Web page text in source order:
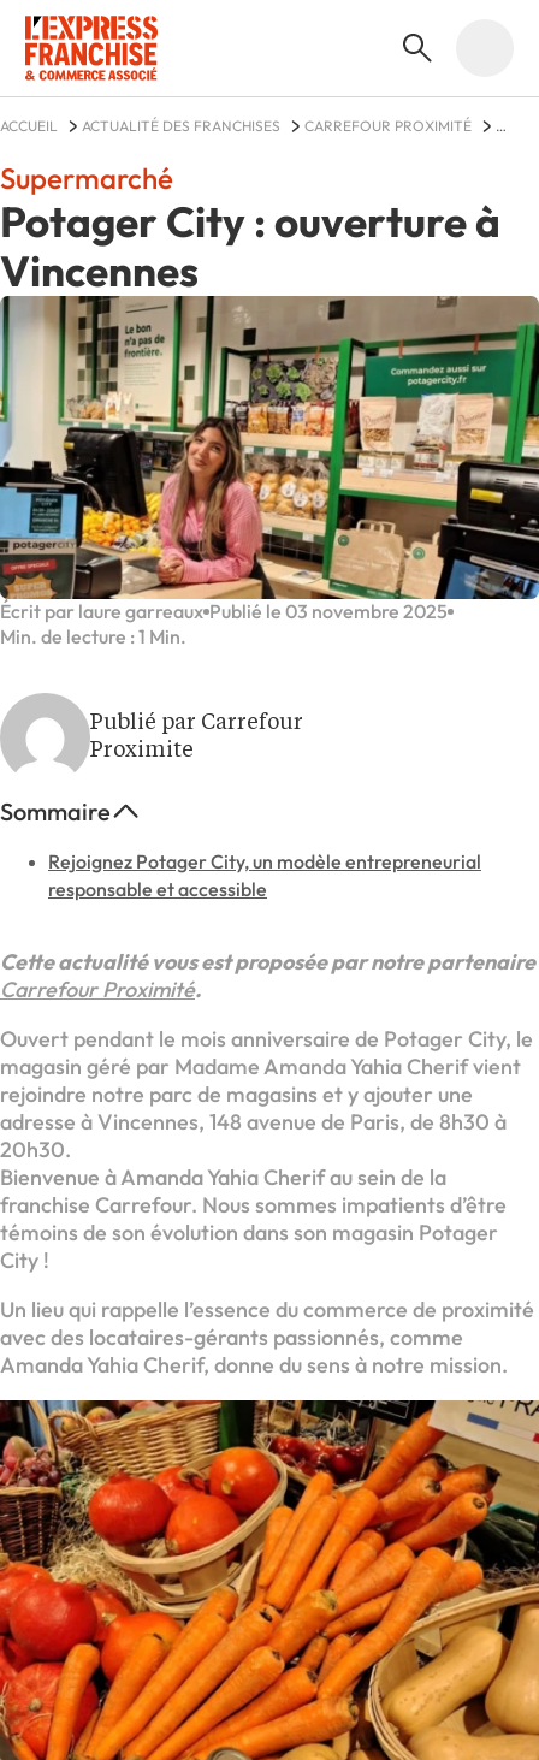
ACCUEIL ACTUALITÉ DES FRANCHISES
CARREFOUR PROXIMITÉ
Potager City : ouverture à
Vincennes
Supermarché
Écrit par laure garreaux Publié le 03 novembre 2025
Min. de lecture : 1 Min.
Publié par Carrefour
Proximite
Sommaire
Rejoignez Potager City, un modèle entrepreneurial
responsable et accessible
Cette actualité vous est proposée par notre partenaire
Carrefour Proximité.
Ouvert pendant le mois anniversaire de Potager City, le
magasin géré par Madame Amanda Yahia Cherif vient
rejoindre notre parc de magasins et y ajouter une
adresse à Vincennes, 148 avenue de Paris, de 8h30 à
20h30.
Bienvenue à Amanda Yahia Cherif au sein de la
franchise Carrefour. Nous sommes impatients d’être
témoins de son évolution dans son magasin Potager
City !
Un lieu qui rappelle l’essence du commerce de proximité
avec des locataires-gérants passionnés, comme
Amanda Yahia Cherif, donne du sens à notre mission.